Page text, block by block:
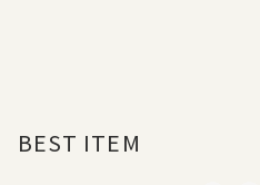
BEST ITEM